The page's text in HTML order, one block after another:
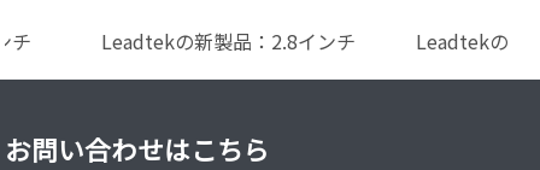
チ
Leadtekの新製品：2.8インチ
Leadtekの新
お問い合わせはこちら